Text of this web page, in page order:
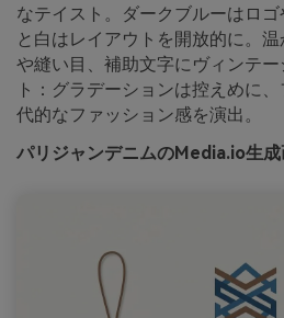
なテイスト。ダークブルーはロ
と白はレイアウトを開放的に。
や縫い目、補助文字にヴィンテ
ト：グラデーションは控えめに
代的なファッション感を演出。
パリジャンデニムのMedia.io生成